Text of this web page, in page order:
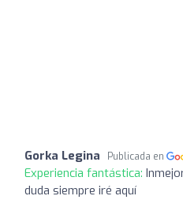
Gorka Legina Publicada en
Experiencia fantástica:
duda siempre iré aquí